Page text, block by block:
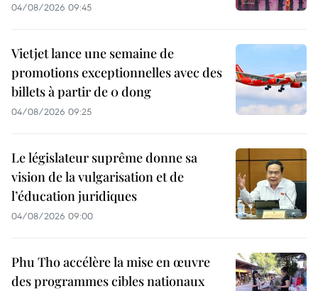
04/08/2026 09:45
Vietjet lance une semaine de
promotions exceptionnelles avec des
billets à partir de 0 dong
04/08/2026 09:25
Le législateur suprême donne sa
vision de la vulgarisation et de
l’éducation juridiques
04/08/2026 09:00
Phu Tho accélère la mise en œuvre
des programmes cibles nationaux